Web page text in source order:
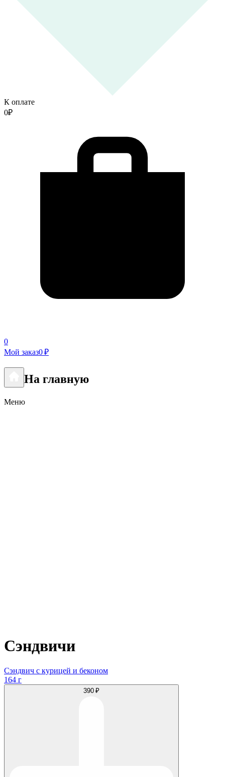
К оплате
0₽
0
Мой заказ0 ₽
На главную
Меню
Сэндвичи
Сэндвич с курицей и беконом
164 г
390 ₽